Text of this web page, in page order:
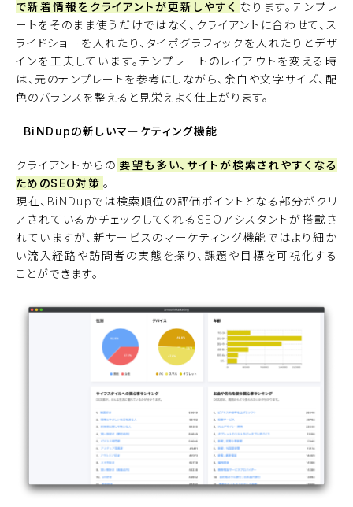
で新着情報をクライアントが更新しやすく なります。テンプレ
ートをそのまま使うだけではなく、クライアントに合わせて、ス
ライドショーを入れたり、タイポグラフィックを入れたりとデザ
インを工夫しています。テンプレートのレイアウトを変える時
は、元のテンプレートを参考にしながら、余白や文字サイズ、配
色のバランスを整えると見栄えよく仕上がります。
BiNDupの新しいマーケティング機能
クライアントからの 要望も多い、サイトが検索されやすくなる
ためのSEO対策 。
現在、BiNDupでは検索順位の評価ポイントとなる部分がクリ
アされているかチェックしてくれるSEOアシスタントが搭載さ
れていますが、新サービスのマーケティング機能ではより細か
い流入経路や訪問者の実態を探り、課題や目標を可視化する
ことができます。